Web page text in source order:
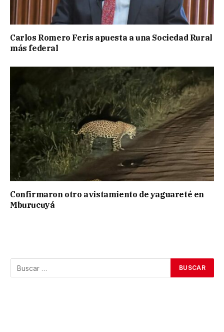
Carlos Romero Feris apuesta a una Sociedad Rural
más federal
Confirmaron otro avistamiento de yaguareté en
Mburucuyá